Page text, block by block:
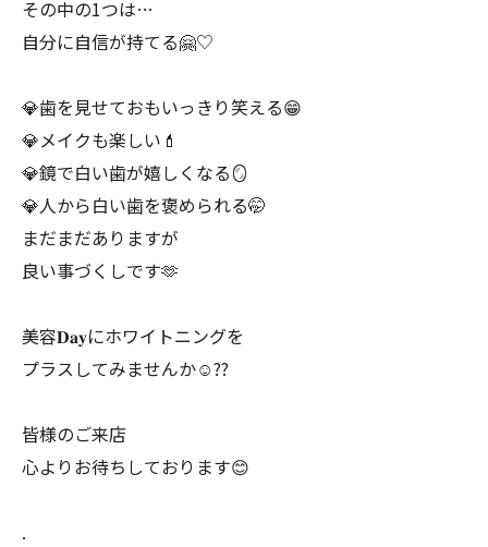
その中の1つは…
自分に自信が持てる🤗♡
💎歯を見せておもいっきり笑える😁
💎メイクも楽しい💄
💎鏡で白い歯が嬉しくなる🪞
💎人から白い歯を褒められる🤭
まだまだありますが
良い事づくしです🫶
美容‪𝐃𝐚𝐲‬にホワイトニングを
プラスしてみませんか☺️??
皆様のご来店
心よりお待ちしております😊
.